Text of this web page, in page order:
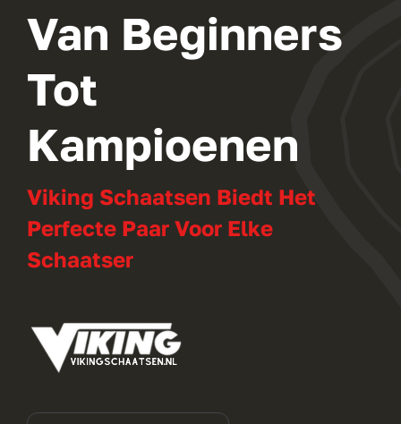
Van Beginners
Tot
Kampioenen
Viking Schaatsen Biedt Het
Perfecte Paar Voor Elke
Schaatser